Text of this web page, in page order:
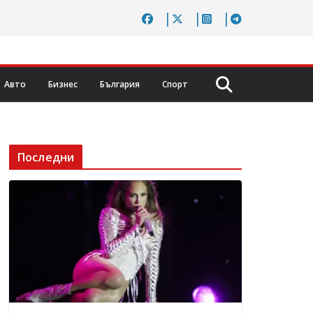
Авто Бизнес България Спорт
Последни